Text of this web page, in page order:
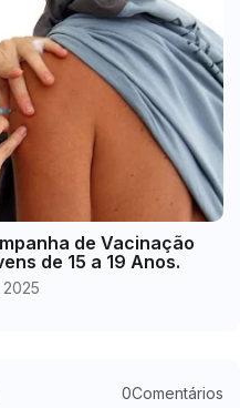
de Vacinação
de 15 a 19 Anos.
2025
0Comentários